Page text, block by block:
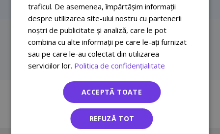
Sos. Bucuresti-Ploiesti Nr. 172-176, Sector 1, Bucuresti
© 2026 · Ecolet
Termeni si Conditii
traficul. De asemenea, împărtășim informații
despre utilizarea site-ului nostru cu partenerii
noștri de publicitate și analiză, care le pot
combina cu alte informații pe care le-ați furnizat
sau pe care le-au colectat din utilizarea
serviciilor lor. Politica de confidențialitate
ACCEPTĂ TOATE
REFUZĂ TOT